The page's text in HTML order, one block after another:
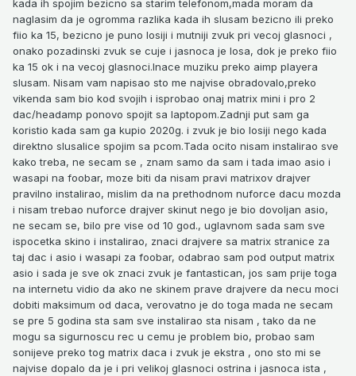
kada ih spojim bezicno sa starim telefonom,mada moram da
naglasim da je ogromma razlika kada ih slusam bezicno ili preko
fiio ka 15, bezicno je puno losiji i mutniji zvuk pri vecoj glasnoci ,
onako pozadinski zvuk se cuje i jasnoca je losa, dok je preko fiio
ka 15 ok i na vecoj glasnoci.Inace muziku preko aimp playera
slusam. Nisam vam napisao sto me najvise obradovalo,preko
vikenda sam bio kod svojih i isprobao onaj matrix mini i pro 2
dac/headamp ponovo spojit sa laptopom.Zadnji put sam ga
koristio kada sam ga kupio 2020g. i zvuk je bio losiji nego kada
direktno slusalice spojim sa pcom.Tada ocito nisam instalirao sve
kako treba, ne secam se , znam samo da sam i tada imao asio i
wasapi na foobar, moze biti da nisam pravi matrixov drajver
pravilno instalirao, mislim da na prethodnom nuforce dacu mozda
i nisam trebao nuforce drajver skinut nego je bio dovoljan asio,
ne secam se, bilo pre vise od 10 god., uglavnom sada sam sve
ispocetka skino i instalirao, znaci drajvere sa matrix stranice za
taj dac i asio i wasapi za foobar, odabrao sam pod output matrix
asio i sada je sve ok znaci zvuk je fantastican, jos sam prije toga
na internetu vidio da ako ne skinem prave drajvere da necu moci
dobiti maksimum od daca, verovatno je do toga mada ne secam
se pre 5 godina sta sam sve instalirao sta nisam , tako da ne
mogu sa sigurnoscu rec u cemu je problem bio, probao sam
sonijeve preko tog matrix daca i zvuk je ekstra , ono sto mi se
najvise dopalo da je i pri velikoj glasnoci ostrina i jasnoca ista ,